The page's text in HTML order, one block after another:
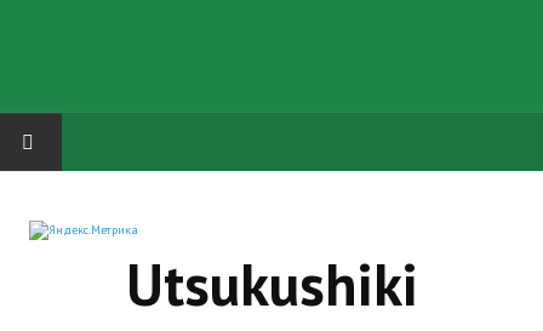
Utsukushiki